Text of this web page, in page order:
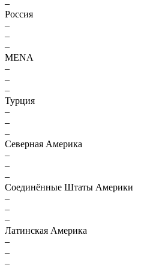
–
Россия
–
–
–
MENA
–
–
–
Турция
–
–
–
Северная Америка
–
–
–
Соединённые Штаты Америки
–
–
–
Латинская Америка
–
–
–